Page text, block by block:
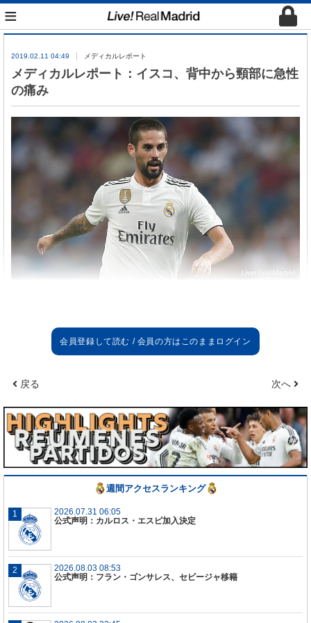
≡
2019.02.11 04:49 メディカルレポート
メディカルレポート：イスコ、背中から頸部に急性
の痛み
守ることに。
戻る 次へ
週間アクセスランキング
2026.07.31 06:05
公式声明：カルロス・エスピ加入決定
2026.08.03 08:53
公式声明：フラン・ゴンサレス、セビージャ移籍